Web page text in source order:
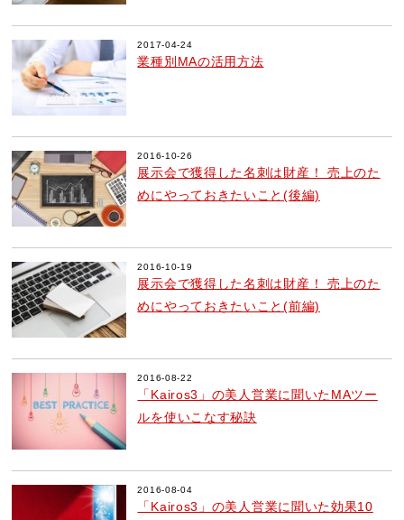
2017-04-24
業種別MAの活用方法
2016-10-26
展示会で獲得した名刺は財産！ 売上のた
めにやっておきたいこと(後編)
2016-10-19
展示会で獲得した名刺は財産！ 売上のた
めにやっておきたいこと(前編)
2016-08-22
「Kairos3」の美人営業に聞いたMAツー
ルを使いこなす秘訣
2016-08-04
「Kairos3」の美人営業に聞いた効果10